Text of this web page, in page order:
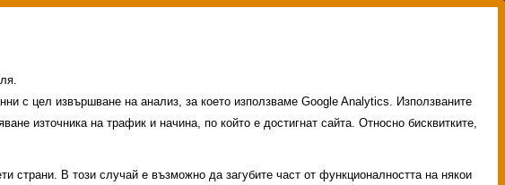
с цел извършване на анализ, за което използваме Google Analytics. Използваните
източника на трафик и начина, по който е достигнат сайта. Относно бисквитките,
страни. В този случай е възможно да загубите част от функционалността на някои